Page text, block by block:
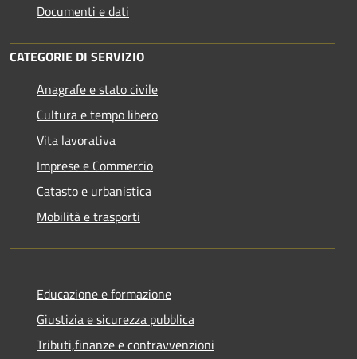
Documenti e dati
CATEGORIE DI SERVIZIO
Anagrafe e stato civile
Cultura e tempo libero
Vita lavorativa
Imprese e Commercio
Catasto e urbanistica
Mobilità e trasporti
Educazione e formazione
Giustizia e sicurezza pubblica
Tributi,finanze e contravvenzioni